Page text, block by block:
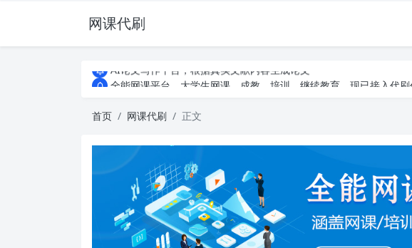
网课代刷
AI论文写作平台，根据真实文献内容生成论文
全能网课平台，大学生网课、成教、培训、继续教育。现已接入代
全能网课平台，大学生网课、成教、培训、继续教育。现已接入代刷
首页 网课代刷 正文